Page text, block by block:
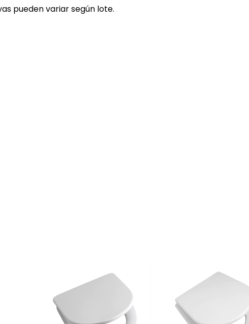
pueden variar según lote.